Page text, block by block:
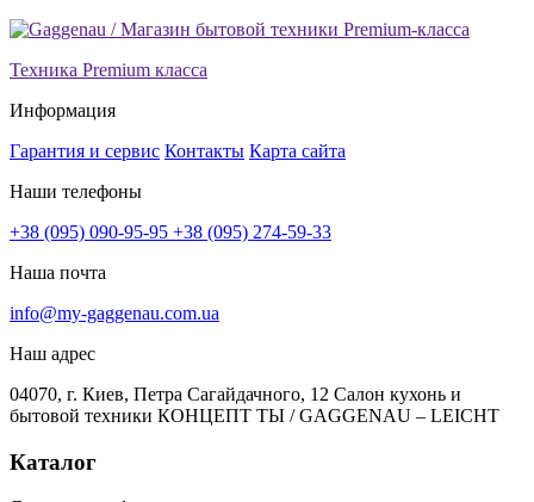
Техника Premium класса
Информация
Гарантия и сервис Контакты Карта сайта
Наши телефоны
+38 (095) 090-95-95 +38 (095) 274-59-33
Наша почта
info@my-gaggenau.com.ua
Наш адрес
04070, г. Киев, Петра Сагайдачного, 12 Салон кухонь и
бытовой техники КОНЦЕПТ ТЫ / GAGGENAU – LEICHT
Каталог